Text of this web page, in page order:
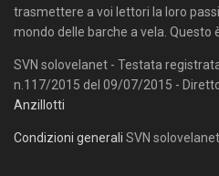
trasmettere a voi lettori la loro
mondo delle barche a vela. Questo
SVN solovelanet - Testata
n.117/2015 del 09/07/2015 -
Anzillotti
Condizioni generali SVN solovelanet